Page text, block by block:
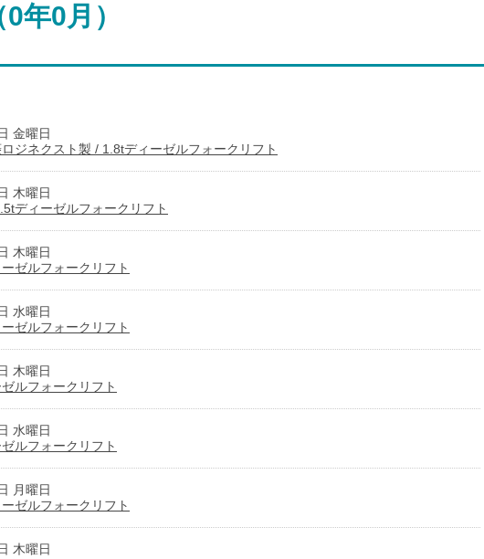
年0月）
金曜日
ロジネクスト製 / 1.8tディーゼルフォークリフト
木曜日
ディーゼルフォークリフト
木曜日
ゼルフォークリフト
水曜日
ゼルフォークリフト
木曜日
ルフォークリフト
水曜日
ルフォークリフト
月曜日
ゼルフォークリフト
木曜日